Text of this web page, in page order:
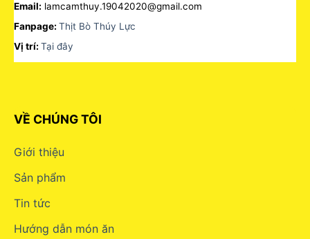
Email: lamcamthuy.19042020@gmail.com
Fanpage: Thịt Bò Thúy Lực
Vị trí: Tại đây
VỀ CHÚNG TÔI
Giới thiệu
Sản phẩm
Tin tức
Hướng dẫn món ăn